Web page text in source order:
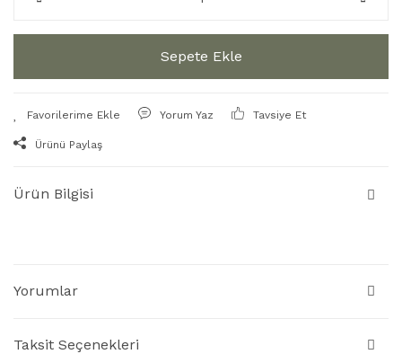
Sepete Ekle
Yorum Yaz Tavsiye Et
Ürünü Paylaş
Ürün Bilgisi
Yorumlar
Taksit Seçenekleri